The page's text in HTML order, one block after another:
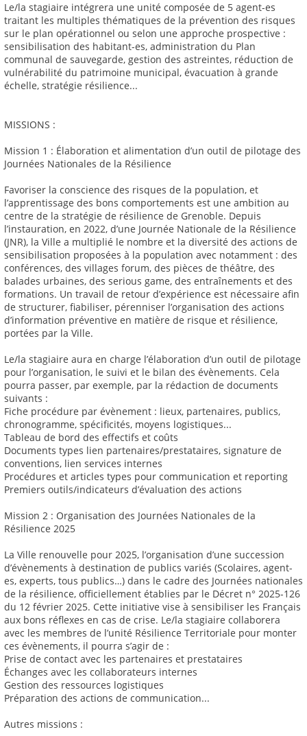
Le/la stagiaire intégrera une unité composée de 5 agent-es
traitant les multiples thématiques de la prévention des risques
sur le plan opérationnel ou selon une approche prospective :
sensibilisation des habitant-es, administration du Plan
communal de sauvegarde, gestion des astreintes, réduction de
vulnérabilité du patrimoine municipal, évacuation à grande
échelle, stratégie résilience...
MISSIONS :
Mission 1 : Élaboration et alimentation d’un outil de pilotage des
Journées Nationales de la Résilience
Favoriser la conscience des risques de la population, et
l’apprentissage des bons comportements est une ambition au
centre de la stratégie de résilience de Grenoble. Depuis
l’instauration, en 2022, d’une Journée Nationale de la Résilience
(JNR), la Ville a multiplié le nombre et la diversité des actions de
sensibilisation proposées à la population avec notamment : des
conférences, des villages forum, des pièces de théâtre, des
balades urbaines, des serious game, des entraînements et des
formations. Un travail de retour d’expérience est nécessaire afin
de structurer, fiabiliser, pérenniser l’organisation des actions
d’information préventive en matière de risque et résilience,
portées par la Ville.
Le/la stagiaire aura en charge l’élaboration d’un outil de pilotage
pour l’organisation, le suivi et le bilan des évènements. Cela
pourra passer, par exemple, par la rédaction de documents
suivants :
Fiche procédure par évènement : lieux, partenaires, publics,
chronogramme, spécificités, moyens logistiques...
Tableau de bord des effectifs et coûts
Documents types lien partenaires/prestataires, signature de
conventions, lien services internes
Procédures et articles types pour communication et reporting
Premiers outils/indicateurs d’évaluation des actions
Mission 2 : Organisation des Journées Nationales de la
Résilience 2025
La Ville renouvelle pour 2025, l’organisation d’une succession
d’évènements à destination de publics variés (Scolaires, agent-
es, experts, tous publics…) dans le cadre des Journées nationales
de la résilience, officiellement établies par le Décret n° 2025-126
du 12 février 2025. Cette initiative vise à sensibiliser les Français
aux bons réflexes en cas de crise. Le/la stagiaire collaborera
avec les membres de l’unité Résilience Territoriale pour monter
ces évènements, il pourra s’agir de :
Prise de contact avec les partenaires et prestataires
Échanges avec les collaborateurs internes
Gestion des ressources logistiques
Préparation des actions de communication...
Autres missions :